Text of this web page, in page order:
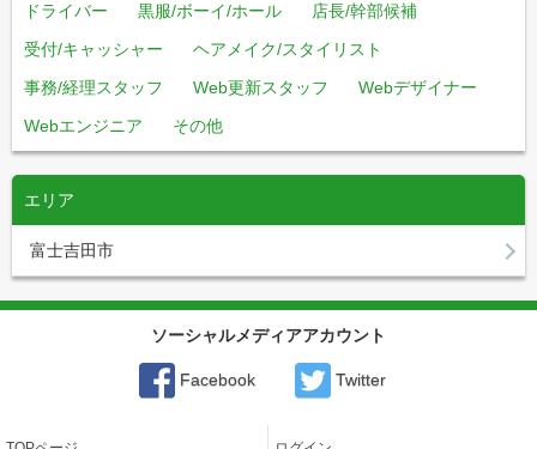
ドライバー 黒服/ボーイ/ホール
店長/幹部候補
受付/キャッシャー
ヘアメイク/スタイリスト
事務/経理スタッフ
Web更新スタッフ
Webデザイナー
Webエンジニア
その他
エリア
富士吉田市
ソーシャルメディアアカウント
Facebook Twitter